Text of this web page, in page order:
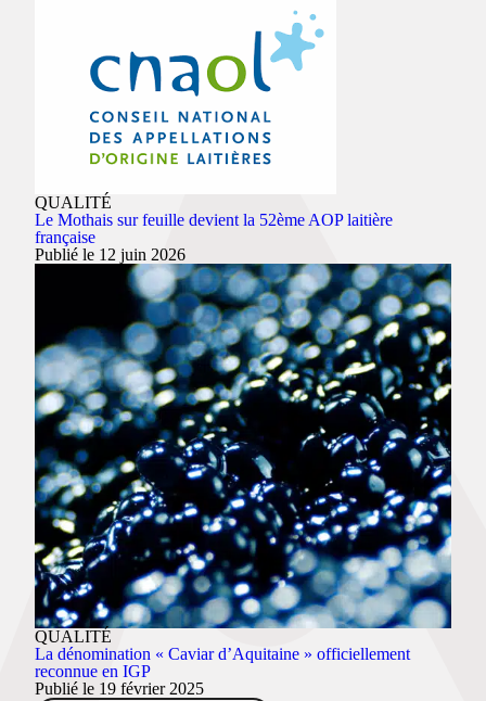
QUALITÉ
Le Mothais sur feuille devient la 52ème AOP laitière
française
Publié le 12 juin 2026
QUALITÉ
La dénomination « Caviar d’Aquitaine » officiellement
reconnue en IGP
Publié le 19 février 2025